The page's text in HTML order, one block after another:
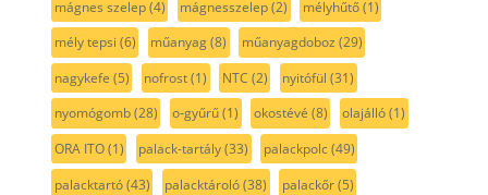
mágnes szelep(4) mágnesszelep(2) mélyhűtő(1)
mély tepsi (6) műanyag(8) műanyagdoboz (29)
nagykefe (5) nofrost(1) NTC (2) nyitófül (31)
nyomógomb(28) o-gyűrű(1) okostévé (8) olajálló(1)
ORA ITO(1) palack-tartály(33) palackpolc(49)
palacktartó(43) palacktároló(38) palackőr(5)